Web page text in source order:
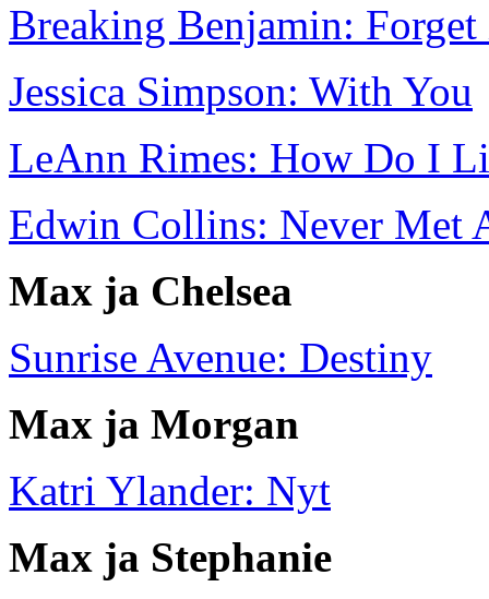
Breaking Benjamin:
Jessica Simpson: With You
LeAnn Rimes: How Do I
Edwin Collins: Never Met
Max ja Chelsea
Sunrise Avenue: Destiny
Max ja Morgan
Katri Ylander: Nyt
Max ja Stephanie